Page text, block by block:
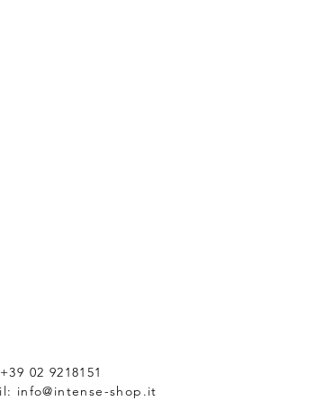
incrociati dei prodotti: MA3279-176, undefined,
02 9218151
info@intense-shop.it